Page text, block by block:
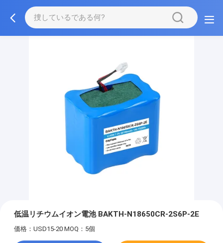
低温リチウムイオン電池 BAKTH-N18650CR-2S6P-2E
価格：USD15-20 MOQ：5個